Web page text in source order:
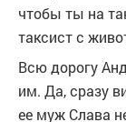
чтобы ты на
таксист с
Всю дорогу
им. Да, сразу
ее муж Слава